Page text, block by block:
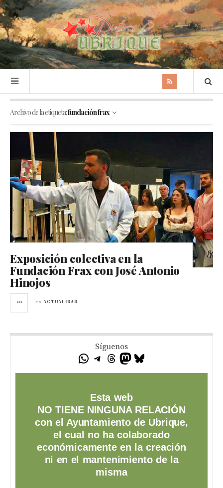
Archivo de la etiqueta:fundación frax
Exposición colectiva en la
Fundación Frax con José Antonio
Hinojos
en ACTUALIDAD
Síguenos
Esta web
NO TIENE NINGUNA RELACIÓN
con el Ayuntamiento de Ubrique,
el cual no ha colaborado
económicamente en la creación
ni en el mantenimiento de la
misma